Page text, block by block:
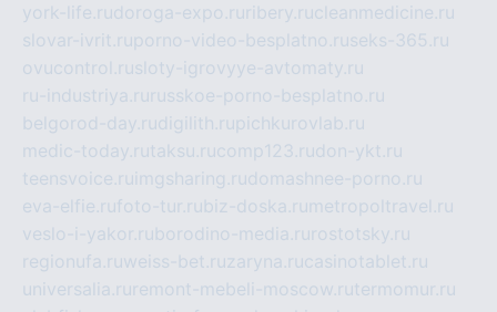
york-life.rudoroga-expo.ru ribery.rucleanmedicine.ru
slovar-ivrit.ruporno-video-besplatno.ruseks-365.ru
ovucontrol.rusloty-igrovyye-avtomaty.ru
ru-industriya.ru russkoe-porno-besplatno.ru
belgorod-day.rudigilith.rupichkurovlab.ru
medic-today.rutaksu.rucomp123.rudon-ykt.ru
teensvoice.ru imgsharing.rudomashnee-porno.ru
eva-elfie.rufoto-tur.rubiz-doska.ru metropoltravel.ru
veslo-i-yakor.ruborodino-media.ru rostotsky.ru
regionufa.ruweiss-bet.ruzaryna.rucasinotablet.ru
universalia.ru remont-mebeli-moscow.rutermomur.ru